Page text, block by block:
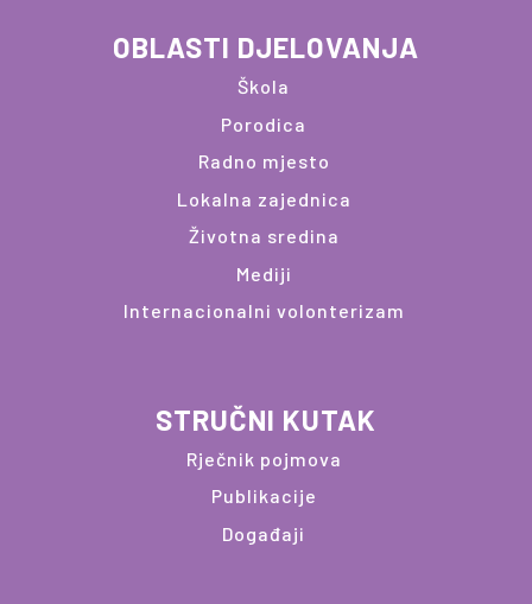
OBLASTI DJELOVANJA
Škola
Porodica
Radno mjesto
Lokalna zajednica
Životna sredina
Mediji
Internacionalni volonterizam
STRUČNI KUTAK
Rječnik pojmova
Publikacije
Događaji